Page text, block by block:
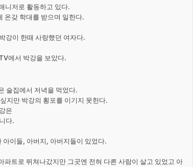
니저로 활동하고 있다.
온갖 학대를 받으며 일한다.
강이 한때 사랑했던 여자다.
에서 박강을 보았다.
술집에서 저녁을 먹었다.
지만 박강의 횡포를 이기지 못한다.
은
다.
아이들, 아버지, 아버지들이 있었다.
파트로 뛰쳐나갔지만 그곳엔 전혀 다른 사람이 살고 있었고 아